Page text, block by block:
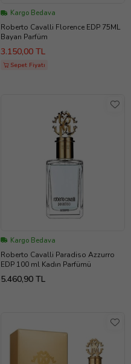
Kargo Bedava
Roberto Cavalli Florence EDP 75ML
Bayan Parfüm
3.150,00 TL
Sepet Fiyatı
Kargo Bedava
Roberto Cavalli Paradiso Azzurro
EDP 100 ml Kadın Parfümü
5.460,90 TL